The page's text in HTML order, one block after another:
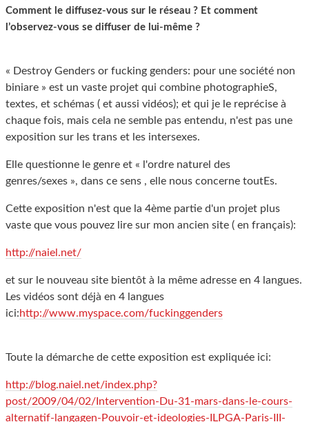
Comment le diffusez-vous sur le réseau ? Et comment
l’observez-vous se diffuser de lui-même ?
« Destroy Genders or fucking genders: pour une société non
biniare » est un vaste projet qui combine photographieS,
textes, et schémas ( et aussi vidéos); et qui je le reprécise à
chaque fois, mais cela ne semble pas entendu, n'est pas une
exposition sur les trans et les intersexes.
Elle questionne le genre et « l'ordre naturel des
genres/sexes », dans ce sens , elle nous concerne toutEs.
Cette exposition n'est que la 4ème partie d'un projet plus
vaste que vous pouvez lire sur mon ancien site ( en français):
http://naiel.net/
et sur le nouveau site bientôt à la même adresse en 4 langues.
Les vidéos sont déjà en 4 langues
ici:http://www.myspace.com/fuckinggenders
Toute la démarche de cette exposition est expliquée ici:
http://blog.naiel.net/index.php?
post/2009/04/02/Intervention-Du-31-mars-dans-le-cours-
alternatif-langagen-Pouvoir-et-ideologies-ILPGA-Paris-III-